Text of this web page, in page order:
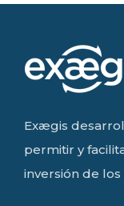
Exægis
permitir y
inversión de